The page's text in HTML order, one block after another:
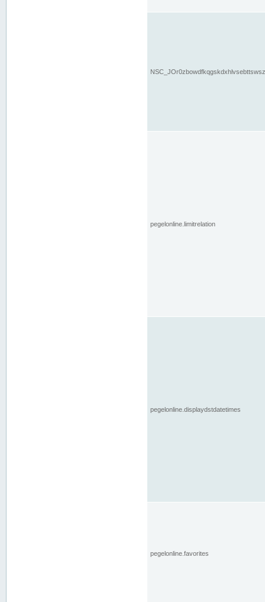
pegelonline.limitrelation
pegelonline.displaydstdatetimes
pegelonline.favorites